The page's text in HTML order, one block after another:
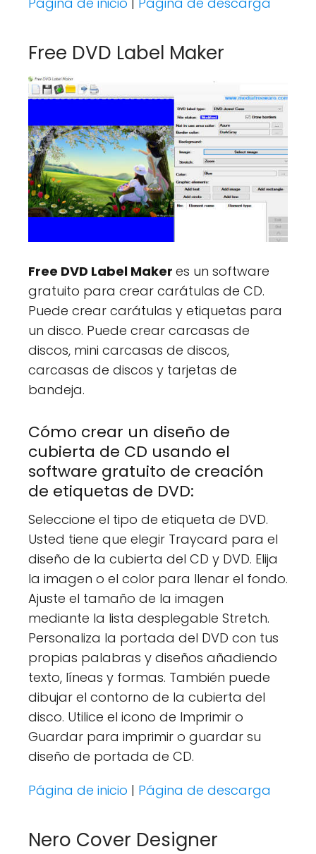
Free DVD Label Maker
Free DVD Label Maker es un software
gratuito para crear carátulas de CD.
Puede crear carátulas y etiquetas para
un disco. Puede crear carcasas de
discos, mini carcasas de discos,
carcasas de discos y tarjetas de
bandeja.
Cómo crear un diseño de
cubierta de CD usando el
software gratuito de creación
de etiquetas de DVD:
Seleccione el tipo de etiqueta de DVD.
Usted tiene que elegir Traycard para el
diseño de la cubierta del CD y DVD. Elija
la imagen o el color para llenar el fondo.
Ajuste el tamaño de la imagen
mediante la lista desplegable Stretch.
Personaliza la portada del DVD con tus
propias palabras y diseños añadiendo
texto, líneas y formas. También puede
dibujar el contorno de la cubierta del
disco. Utilice el icono de Imprimir o
Guardar para imprimir o guardar su
diseño de portada de CD.
Página de inicio | Página de descarga
Nero Cover Designer